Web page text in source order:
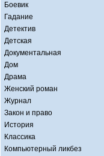
Боевик
Гадание
Детектив
Детская
Документальная
Дом
Драма
Женский роман
Журнал
Закон и право
История
Классика
Компьютерный ликбез